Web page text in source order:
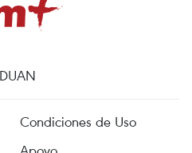
Condiciones de Uso